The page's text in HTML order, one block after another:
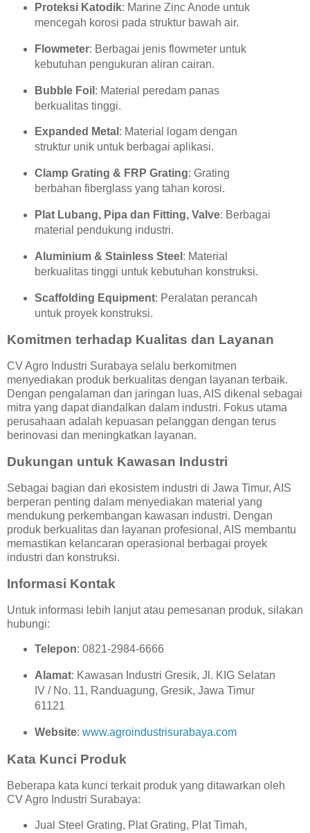
Proteksi Katodik: Marine Zinc Anode untuk
mencegah korosi pada struktur bawah air.
Flowmeter: Berbagai jenis flowmeter untuk
kebutuhan pengukuran aliran cairan.
Bubble Foil : Material peredam panas
berkualitas tinggi.
Expanded Metal : Material logam dengan
struktur unik untuk berbagai aplikasi.
Clamp Grating & FRP Grating: Grating
berbahan fiberglass yang tahan korosi.
Plat Lubang, Pipa dan Fitting, Valve: Berbagai
material pendukung industri.
Aluminium & Stainless Steel : Material
berkualitas tinggi untuk kebutuhan konstruksi.
Scaffolding Equipment: Peralatan perancah
untuk proyek konstruksi.
Komitmen terhadap Kualitas dan Layanan
CV Agro Industri Surabaya selalu berkomitmen
menyediakan produk berkualitas dengan layanan terbaik.
Dengan pengalaman dan jaringan luas, AIS dikenal sebagai
mitra yang dapat diandalkan dalam industri. Fokus utama
perusahaan adalah kepuasan pelanggan dengan terus
berinovasi dan meningkatkan layanan.
Dukungan untuk Kawasan Industri
Sebagai bagian dari ekosistem industri di Jawa Timur, AIS
berperan penting dalam menyediakan material yang
mendukung perkembangan kawasan industri. Dengan
produk berkualitas dan layanan profesional, AIS membantu
memastikan kelancaran operasional berbagai proyek
industri dan konstruksi.
Informasi Kontak
Untuk informasi lebih lanjut atau pemesanan produk, silakan
hubungi:
Telepon: 0821-2984-6666
Alamat: Kawasan Industri Gresik, Jl. KIG Selatan
IV / No. 11, Randuagung, Gresik, Jawa Timur
61121
Website: www.agroindustrisurabaya.com
Kata Kunci Produk
Beberapa kata kunci terkait produk yang ditawarkan oleh
CV Agro Industri Surabaya:
Jual Steel Grating, Plat Grating, Plat Timah,